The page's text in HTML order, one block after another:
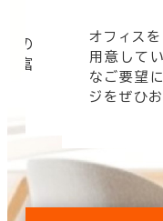
の
豊富
オフィス
用意して
なご要望
ジをぜひ